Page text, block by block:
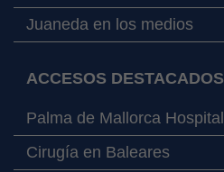
Juaneda en los medios
ACCESOS DESTACADOS
Palma de Mallorca Hospital
Cirugía en Baleares